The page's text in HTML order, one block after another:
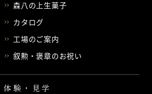
森八の上生菓子
カタログ
工場のご案内
叙勲・褒章のお祝い
体験・見学